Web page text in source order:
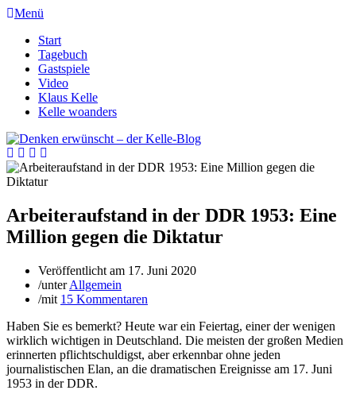
Menü
Start
Tagebuch
Gastspiele
Video
Klaus Kelle
Kelle woanders
Arbeiteraufstand in der DDR 1953: Eine
Million gegen die Diktatur
Veröffentlicht am 17. Juni 2020
/unterAllgemein
/mit 15 Kommentaren
Haben Sie es bemerkt? Heute war ein Feiertag, einer der wenigen
wirklich wichtigen in Deutschland. Die meisten der großen Medien
erinnerten pflichtschuldigst, aber erkennbar ohne jeden
journalistischen Elan, an die dramatischen Ereignisse am 17. Juni
1953 in der DDR.